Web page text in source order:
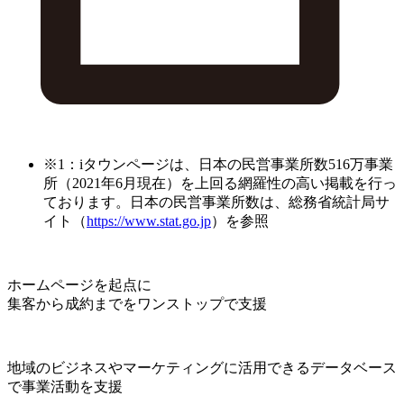
※1：iタウンページは、日本の民営事業所数516万事業
所（2021年6月現在）を上回る網羅性の高い掲載を行っ
ております。日本の民営事業所数は、総務省統計局サ
イト（https://www.stat.go.jp）を参照
ホームページを起点に
集客から成約までをワンストップで支援
地域のビジネスやマーケティングに活用できるデータベース
で事業活動を支援